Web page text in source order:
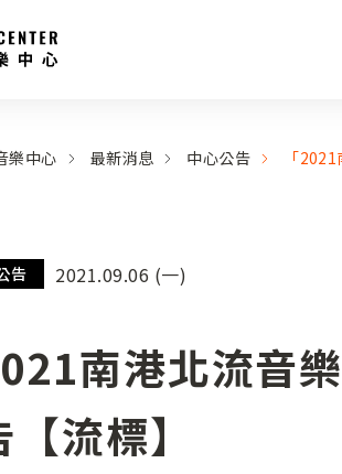
樂中心 最新消息 中心公告 「
告 2021.09.06 (一)
南港北流音
流標】